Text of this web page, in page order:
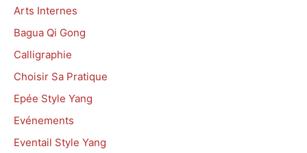
Arts Internes
Bagua Qi Gong
Calligraphie
Choisir Sa Pratique
Epée Style Yang
Evénements
Eventail Style Yang